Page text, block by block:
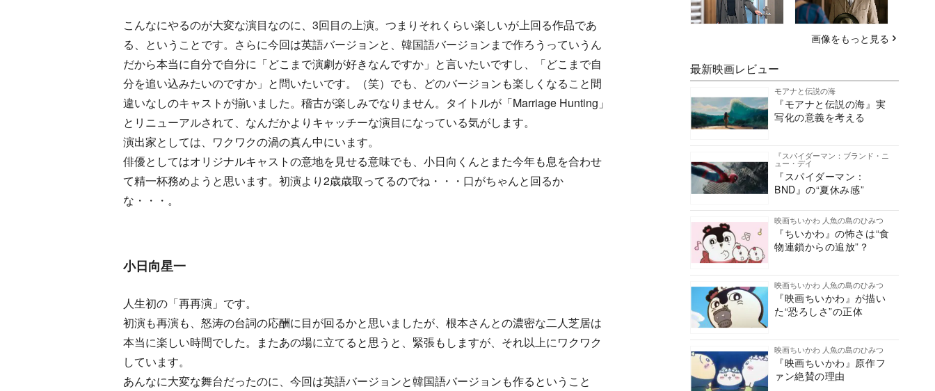
こんなにやるのが大変な演目なのに、3回目の上演。つまりそれくらい楽しいが上回る作品であ
る、ということです。さらに今回は英語バージョンと、韓国語バージョンまで作ろうっていうん
だから本当に自分で自分に「どこまで演劇が好きなんですか」と言いたいですし、「どこまで自
分を追い込みたいのですか」と問いたいです。（笑）でも、どのバージョンも楽しくなること間
違いなしのキャストが揃いました。稽古が楽しみでなりません。タイトルが「Marriage Hunting」
とリニューアルされて、なんだかよりキャッチーな演目になっている気がします。
演出家としては、ワクワクの渦の真ん中にいます。
俳優としてはオリジナルキャストの意地を見せる意味でも、小日向くんとまた今年も息を合わせ
て精一杯務めようと思います。初演より2歳歳取ってるのでね・・・口がちゃんと回るか
な・・・。
小日向星一
人生初の「再再演」です。
初演も再演も、怒涛の台詞の応酬に目が回るかと思いましたが、根本さんとの濃密な二人芝居は
本当に楽しい時間でした。またあの場に立てると思うと、緊張もしますが、それ以上にワクワク
しています。
あんなに大変な舞台だったのに、今回は英語バージョンと韓国語バージョンも作るということ
画像をもっと見る
最新映画レビュー
モアナと伝説の海
『モアナと伝説の海』実
写化の意義を考える
『スパイダーマン：ブランド・ニ
ュー・デイ
『スパイダーマン：
BND』の“夏休み感”
映画ちいかわ 人魚の島のひみつ
『ちいかわ』の怖さは“食
物連鎖からの追放”？
映画ちいかわ 人魚の島のひみつ
『映画ちいかわ』が描い
た“恐ろしさ”の正体
映画ちいかわ 人魚の島のひみつ
『映画ちいかわ』原作フ
ァン絶賛の理由